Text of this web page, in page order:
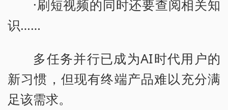
·刷短视频的同时还要查阅相关知
识……
多任务并行已成为AI时代用户的
新习惯，但现有终端产品难以充分满
足该需求。